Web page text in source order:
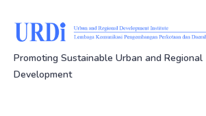
Promoting Sustainable Urban and Regional
Development